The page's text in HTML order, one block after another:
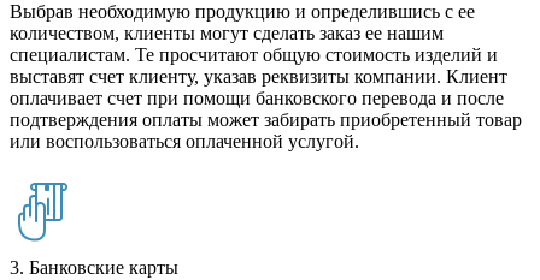
Выбрав необходимую продукцию и определившись с ее
количеством, клиенты могут сделать заказ ее нашим
специалистам. Те просчитают общую стоимость изделий и
выставят счет клиенту, указав реквизиты компании. Клиент
оплачивает счет при помощи банковского перевода и после
подтверждения оплаты может забирать приобретенный товар
или воспользоваться оплаченной услугой.
3. Банковские карты